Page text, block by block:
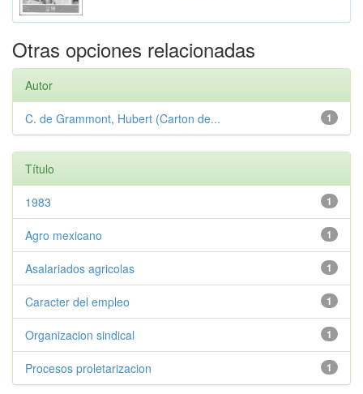
Otras opciones relacionadas
Autor
1
C. de Grammont, Hubert (Carton de...
Título
1
1983
1
Agro mexicano
1
Asalariados agricolas
1
Caracter del empleo
1
Organizacion sindical
1
Procesos proletarizacion